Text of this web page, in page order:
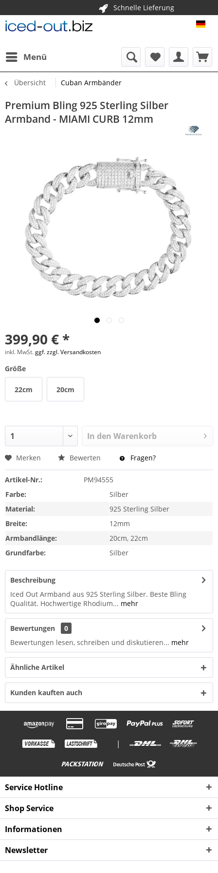
Schnelle Lieferung
Menü
Übersicht Cuban Armbänder
Premium Bling 925 Sterling Silber
Armband - MIAMI CURB 12mm
399,90 € *
inkl. MwSt.ggf. zzgl. Versandkosten
Größe
22cm 20cm
In den Warenkorb
Merken Bewerten Fragen?
Artikel-Nr.:
PM94555
Farbe:
Silber
Material:
925 Sterling Silber
Breite:
12mm
Armbandlänge:
20cm, 22cm
Grundfarbe:
Silber
Beschreibung
Iced Out Armband aus 925 Sterling Silber. Beste Bling
Qualität. Hochwertige Rhodium... mehr
Bewertungen
0
Bewertungen lesen, schreiben und diskutieren... mehr
Ähnliche Artikel
Kunden kauften auch
|
Service Hotline
Shop Service
Informationen
Newsletter